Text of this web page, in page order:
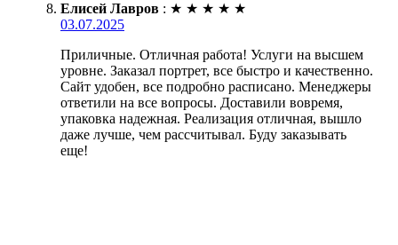
Елисей Лавров : ★ ★ ★ ★ ★
03.07.2025
Приличные. Отличная работа! Услуги на высшем
уровне. Заказал портрет, все быстро и качественно.
Сайт удобен, все подробно расписано. Менеджеры
ответили на все вопросы. Доставили вовремя,
упаковка надежная. Реализация отличная, вышло
даже лучше, чем рассчитывал. Буду заказывать
еще!